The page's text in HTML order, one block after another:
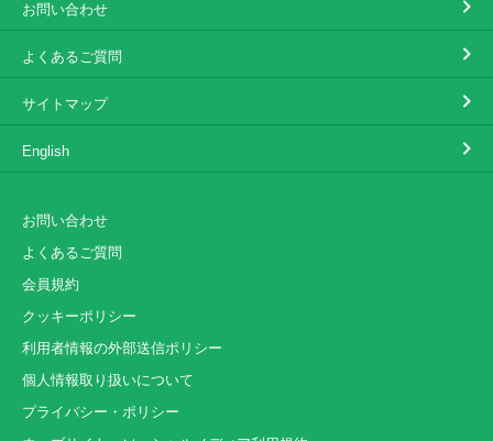
お問い合わせ
よくあるご質問
サイトマップ
English
お問い合わせ
よくあるご質問
会員規約
クッキーポリシー
利用者情報の外部送信ポリシー
個人情報取り扱いについて
プライバシー・ポリシー